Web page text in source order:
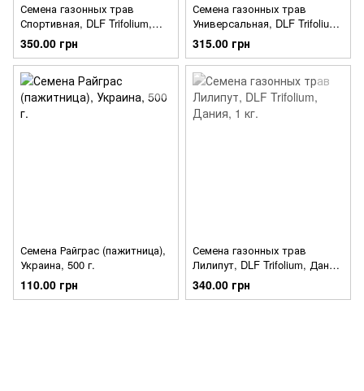
Семена газонных трав
Спортивная, DLF Trifolium,
Дания, 1 кг.
350.00 грн
Семена газонных трав
Универсальная, DLF Trifolium,
Дания, 1 кг.
315.00 грн
Семена Райграс (пажитница),
Украина, 500 г.
110.00 грн
Семена газонных трав
Лилипут, DLF Trifolium, Дания,
1 кг.
340.00 грн